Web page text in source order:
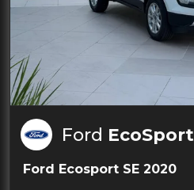
Ford EcoSport
Ford Ecosport SE 2020